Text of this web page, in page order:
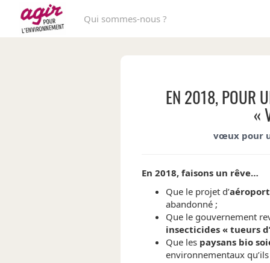
Qui sommes-nous ?
EN 2018, POUR
«
vœux pour
En 2018, faisons un rêve…
Que le projet d’aéroport
abandonné ;
Que le gouvernement
insecticides « tueurs
Que les paysans bio
environnementaux